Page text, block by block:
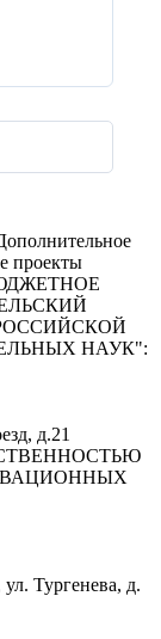
проекты
НАУК":
д.21
Тургенева, д.